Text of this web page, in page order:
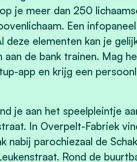
je meer dan 250
Een
deze elementen kan je
de bank trainen. Mag
app en krijg een
je aan het speelpleintje
In Overpelt-Fabriek
nabij parochiezaal de
Rond de